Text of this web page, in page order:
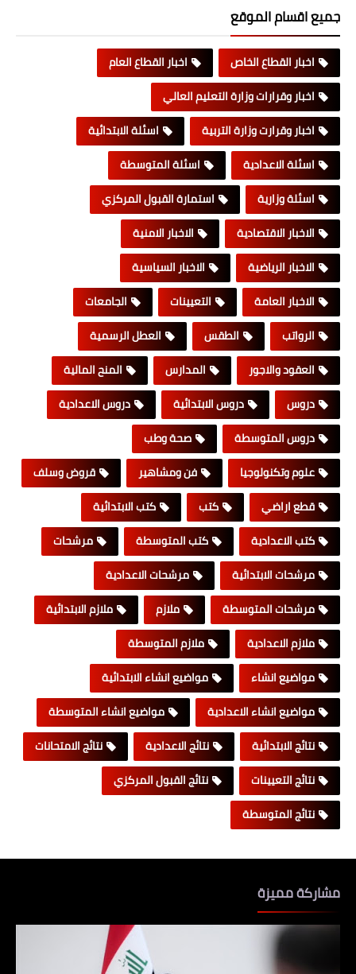
جميع اقسام الموقع
اخبار القطاع الخاص
اخبار القطاع العام
اخبار وقرارات وزارة التعليم العالي
اخبار وقرارت وزارة التربية
اسئلة الابتدائية
اسئلة الاعدادية
اسئلة المتوسطة
اسئلة وزارية
استمارة القبول المركزي
الاخبار الاقتصادية
الاخبار الامنية
الاخبار الرياضية
الاخبار السياسية
الاخبار العامة
التعيينات
الجامعات
الرواتب
الطقس
العطل الرسمية
العقود والاجور
المدارس
المنح المالية
دروس
دروس الابتدائية
دروس الاعدادية
دروس المتوسطة
صحة وطب
علوم وتكنولوجيا
فن ومشاهير
قروض وسلف
قطع اراضي
كتب
كتب الابتدائية
كتب الاعدادية
كتب المتوسطة
مرشحات
مرشحات الابتدائية
مرشحات الاعدادية
مرشحات المتوسطة
ملازم
ملازم الابتدائية
ملازم الاعدادية
ملازم المتوسطة
مواضيع انشاء
مواضيع انشاء الابتدائية
مواضيع انشاء الاعدادية
مواضيع انشاء المتوسطة
نتائج الابتدائية
نتائج الاعدادية
نتائج الامتحانات
نتائج التعيينات
نتائج القبول المركزي
نتائج المتوسطة
مشاركة مميزة